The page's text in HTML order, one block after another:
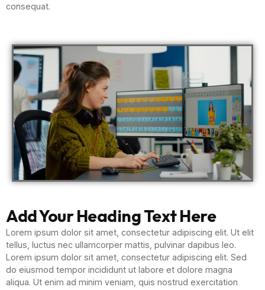
consequat.
Add Your Heading Text Here
Lorem ipsum dolor sit amet, consectetur adipiscing elit. Ut elit
tellus, luctus nec ullamcorper mattis, pulvinar dapibus leo.
Lorem ipsum dolor sit amet, consectetur adipiscing elit. Sed
do eiusmod tempor incididunt ut labore et dolore magna
aliqua. Ut enim ad minim veniam, quis nostrud exercitation